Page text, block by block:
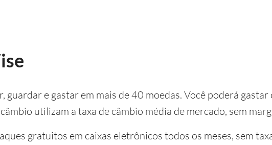
guardar e gastar em mais de 40 moedas. Você poderá
utilizam a taxa de câmbio média de mercado, sem
gratuitos em caixas eletrônicos todos os meses, sem